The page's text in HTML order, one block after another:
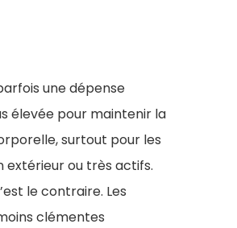
une dépense
élevée pour maintenir la
surtout pour les
extérieur ou très actifs.
le contraire. Les
clémentes